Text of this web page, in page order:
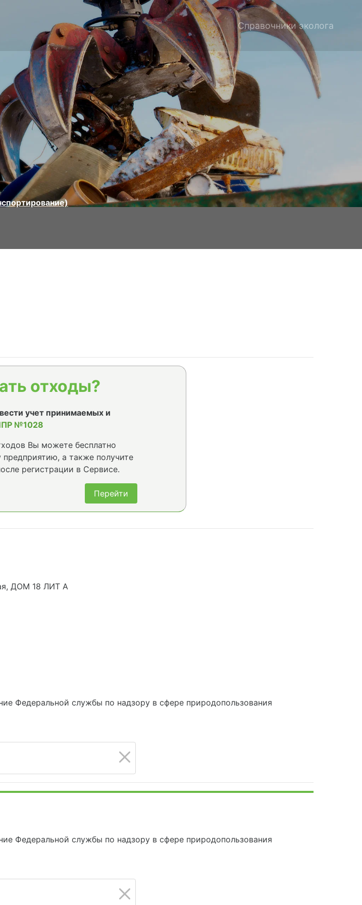
Справочники эколога
отходы?
учет принимаемых и
№1028
Вы можете бесплатно
а также получите
регистрации в Сервисе.
Перейти
ДОМ 18 ЛИТ А
Федеральной службы по надзору в сфере природопользования
Федеральной службы по надзору в сфере природопользования